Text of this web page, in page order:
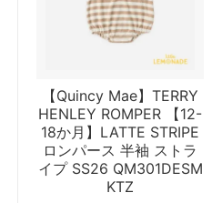
【Quincy Mae】TERRY
HENLEY ROMPER 【12-
18か月】LATTE STRIPE
ロンパース 半袖 ストラ
イプ SS26 QM301DESM
KTZ